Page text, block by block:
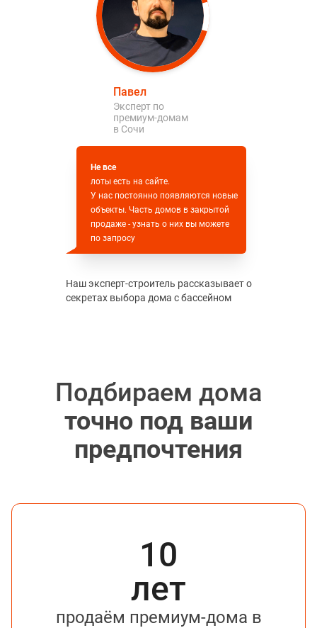
Павел
Эксперт по
премиум-домам
в Сочи
Не все
лоты есть на сайте.
У нас постоянно появляются новые
объекты. Часть домов в закрытой
продаже - узнать о них вы можете
по запросу
Наш эксперт-строитель рассказывает о
секретах выбора дома с бассейном
Подбираем дома
точно под ваши
предпочтения
10
лет
продаём премиум-дома в